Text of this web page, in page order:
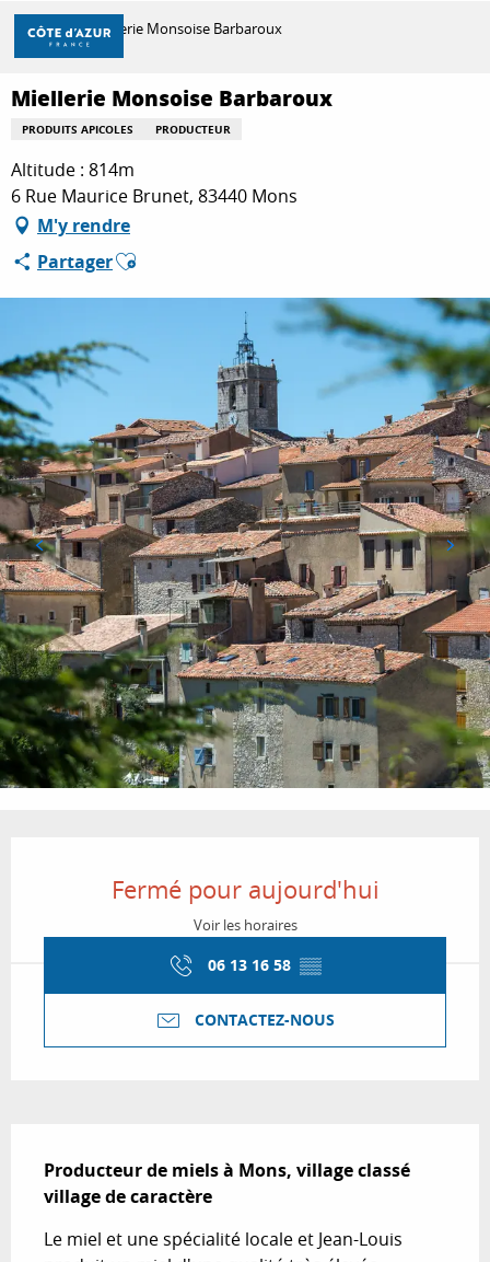
Aller
contenu
principal
DÉCOUVRIR
À FAIRE
SÉJOURNER
Accueil Miellerie Monsoise Barbaroux
Miellerie Monsoise Barbaroux
PRODUITS APICOLES PRODUCTEUR
Altitude : 814m
6 Rue Maurice Brunet, 83440 Mons
M'y rendre
PartagerAjouter aux favoris
Fermé pour aujourd'hui
Voir les horaires
06 13 16 58 ▒▒
CONTACTEZ-NOUS
Producteur de miels à Mons, village classé
village de caractère
Le miel et une spécialité locale et Jean-Louis